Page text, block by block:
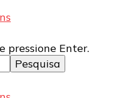
para pizzas,
seu comércio com a
conteúdos!
pressione Enter.